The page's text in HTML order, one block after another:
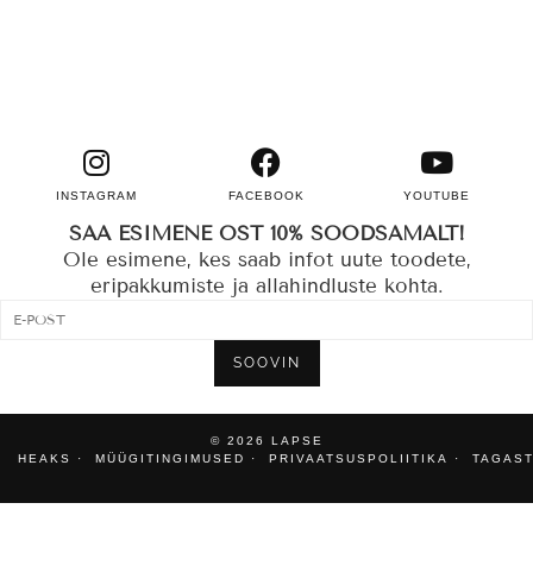
INSTAGRAM FACEBOOK YOUTUBE
SAA ESIMENE OST 10% SOODSAMALT!
Ole esimene, kes saab infot uute toodete,
eripakkumiste ja allahindluste kohta.
SOOVIN
© 2026 LAPSE
HEAKS
MÜÜGITINGIMUSED PRIVAATSUSPOLIITIKA